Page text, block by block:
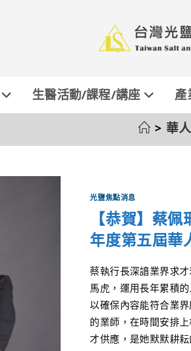
生醫活動/課程/講座 產
> 華
光鹽焦點消息
【恭賀】蔡
年度第五屆華
蔡執行長深諳業界求
馬虎，運用長年累積
以確保內容能符合業
的業師，在時間安排
才供應，是她默默耕耘